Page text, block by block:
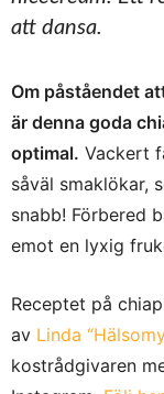
att dansa.
Om påståendet
är denna goda
optimal. Vackert
såväl smaklökar,
snabb! Förbered
emot en lyxig
Receptet på
av Linda
kostrådgivaren